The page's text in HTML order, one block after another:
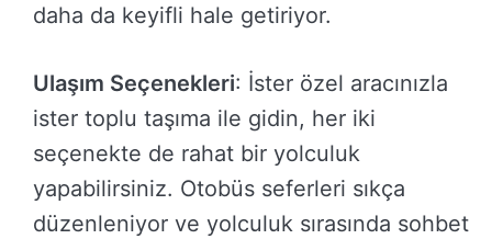
daha da keyifli hale getiriyor.
Ulaşım Seçenekleri: İster özel aracınızla
ister toplu taşıma ile gidin, her iki
seçenekte de rahat bir yolculuk
yapabilirsiniz. Otobüs seferleri sıkça
düzenleniyor ve yolculuk sırasında sohbet